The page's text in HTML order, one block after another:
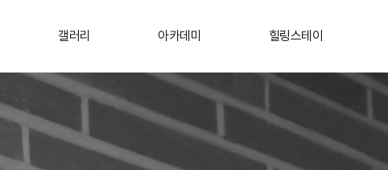
갤러리 아카데미 힐링스테이